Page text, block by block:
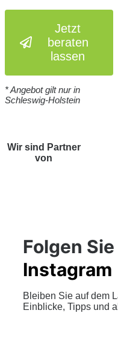
Jetzt
beraten
lassen
* Angebot gilt nur in
Schleswig-Holstein
Wir sind Partner
von
Folgen
Instagram
Bleiben Sie auf dem
Einblicke, Tipps und